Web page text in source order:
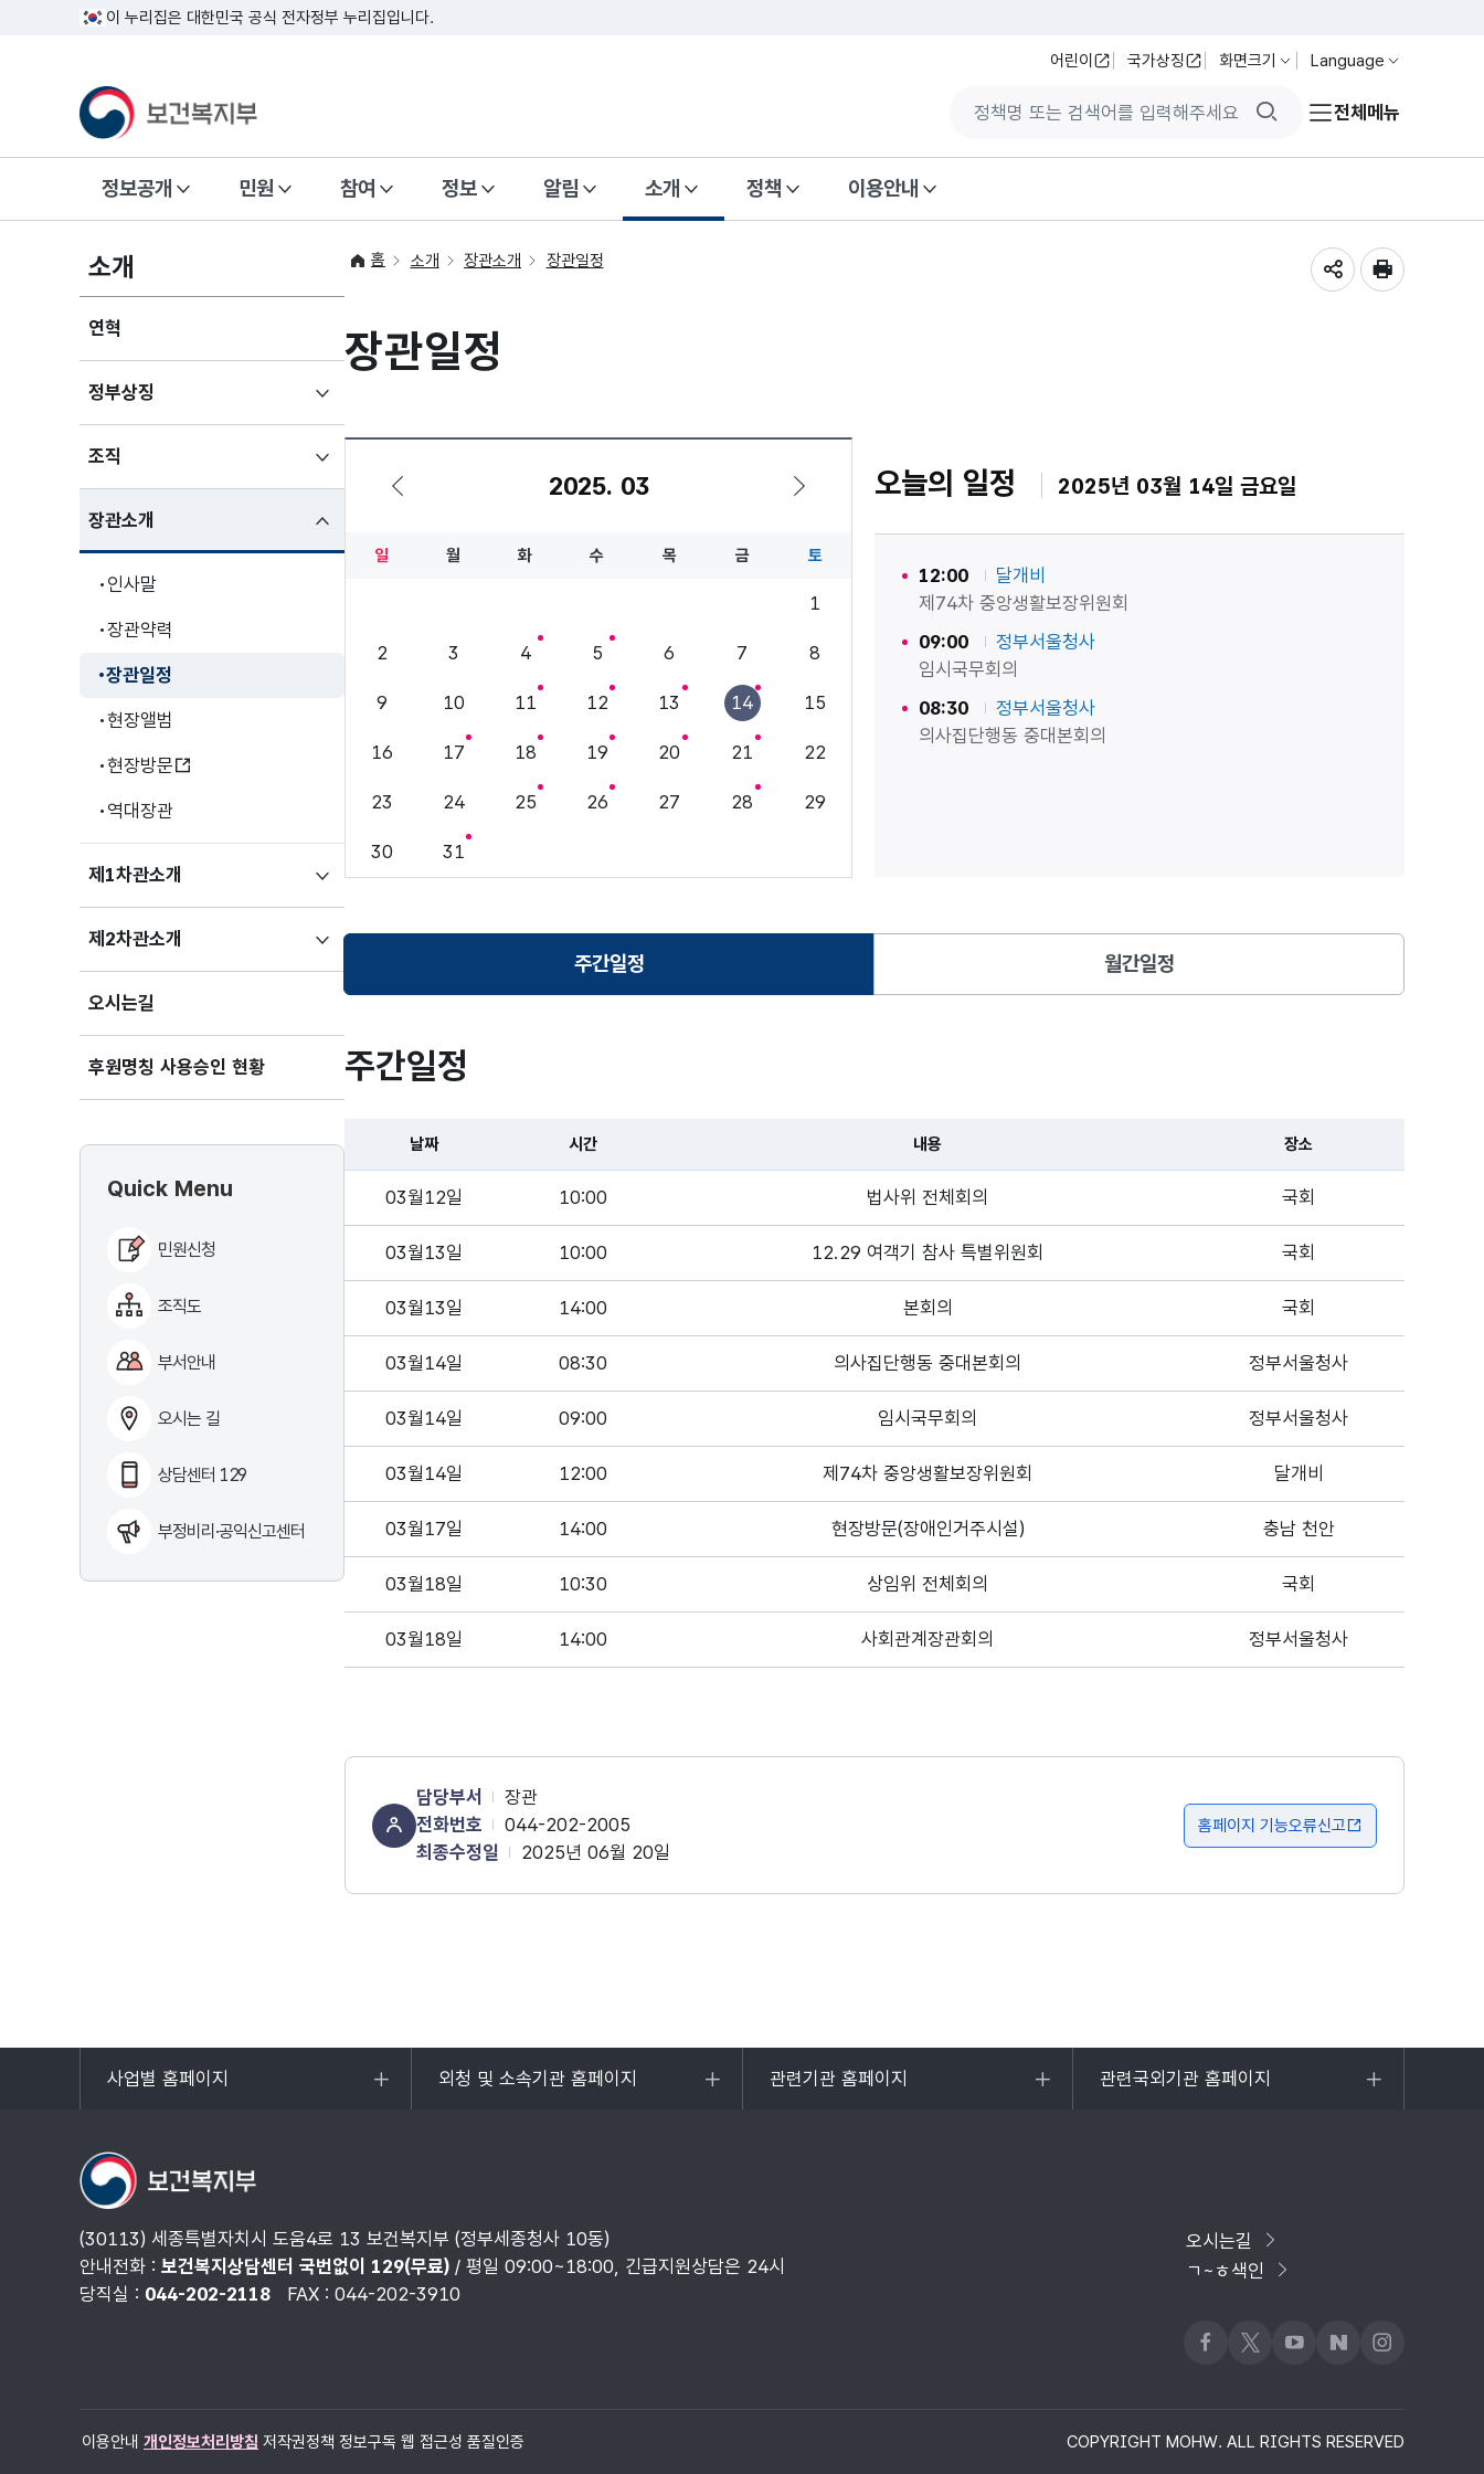
이 누리집은 대한민국 공식 전자정부 누리집입니다.
어린이 국가상징 화면크기 Language
검색버튼전체메뉴
정보공개 민원 참여 정보 알림 소개 정책 이용안내
소개
연혁
정부상징
펼치기
조직
펼치기
장관소개
펼친상태
인사말
장관약력
장관일정
현장앨범
현장방문
역대장관
제1차관소개
펼치기
제2차관소개
펼치기
오시는길
후원명칭 사용승인 현황
Quick Menu
민원신청
조직도
부서안내
오시는 길
상담센터 129
부정비리·공익신고센터
홈 소개 장관소개 장관일정
장관일정
2025. 03
일 월 화 수 목 금 토
1
2 3 4 5 6 7 8
9 10 11 12 13 14 15
16 17 18 19 20 21 22
23 24 25 26 27 28 29
30 31
오늘의 일정 2025년 03월 14일 금요일
12:00
달개비
제74차 중앙생활보장위원회
09:00
정부서울청사
임시국무회의
08:30
정부서울청사
의사집단행동 중대본회의
주간일정
선택됨 월간일정
주간일정
날짜 시간 내용 장소
03월12일 10:00 법사위 전체회의 국회
03월13일 10:00 12.29 여객기 참사 특별위원회 국회
03월13일 14:00 본회의 국회
03월14일 08:30 의사집단행동 중대본회의 정부서울청사
03월14일 09:00 임시국무회의 정부서울청사
03월14일 12:00 제74차 중앙생활보장위원회 달개비
03월17일 14:00 현장방문(장애인거주시설) 충남 천안
03월18일 10:30 상임위 전체회의 국회
03월18일 14:00 사회관계장관회의 정부서울청사
담당부서
장관
전화번호
044-202-2005
최종수정일
2025년 06월 20일
홈페이지 기능오류신고
사업별 홈페이지
목록
외청 및 소속기관 홈페이지
목록
관련기관 홈페이지
목록
관련국외기관 홈페이지
목록
(30113) 세종특별자치시 도움4로 13 보건복지부 (정부세종청사 10동)
안내전화 : 보건복지상담센터 국번없이 129(무료) / 평일 09:00~18:00, 긴급지원상담은 24시
당직실 : 044-202-2118 FAX : 044-202-3910
오시는길
ㄱ~ㅎ색인
페이스북
x 유튜브네이버블로그
인스타그램
이용안내 개인정보처리방침 저작권정책 정보구독 웹 접근성 품질인증 COPYRIGHT MOHW. ALL RIGHTS RESERVED